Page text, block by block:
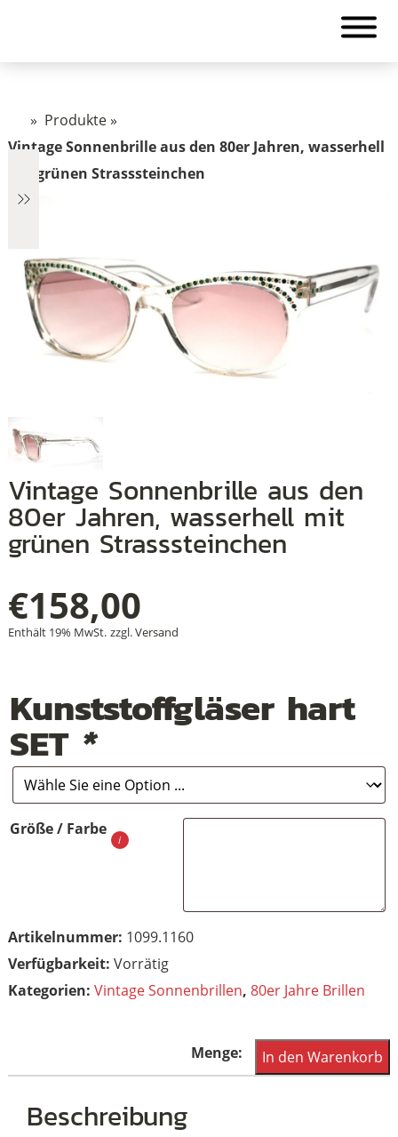
» Produkte»
Vintage Sonnenbrille aus den 80er Jahren, wasserhell
mit grünen Strasssteinchen
Vintage Sonnenbrille aus den
80er Jahren, wasserhell mit
grünen Strasssteinchen
€158,00
Enthält 19% MwSt. zzgl.Versand
Kunststoffgläser hart
SET *
Größe / Farbe
Artikelnummer: 1099.1160
Vorrätig
Kategorien: Vintage Sonnenbrillen, 80er Jahre Brillen
Vintage
Sonnenbrille
In den Warenkorb
Beschreibung
+
+